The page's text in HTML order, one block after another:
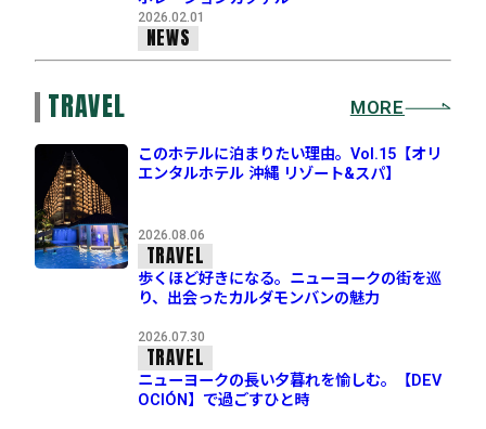
2026.02.01
NEWS
TRAVEL MORE
このホテルに泊まりたい理由。Vol.15【オリ
エンタルホテル 沖縄 リゾート&スパ】
2026.08.06
TRAVEL
歩くほど好きになる。ニューヨークの街を巡
り、出会ったカルダモンバンの魅力
2026.07.30
TRAVEL
ニューヨークの長い夕暮れを愉しむ。【DEV
OCIÓN】で過ごすひと時